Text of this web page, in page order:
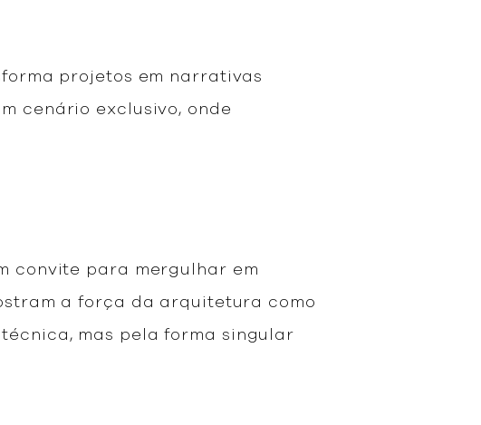
projetos em narrativas
cenário exclusivo, onde
convite para mergulhar em
a força da arquitetura como
mas pela forma singular